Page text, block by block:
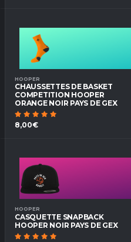
HOOPER
CHAUSSETTES DE BASKET
COMPETITION HOOPER
ORANGE NOIR PAYS DE GEX
8,00€
HOOPER
CASQUETTE SNAPBACK
HOOPER NOIR PAYS DE GEX